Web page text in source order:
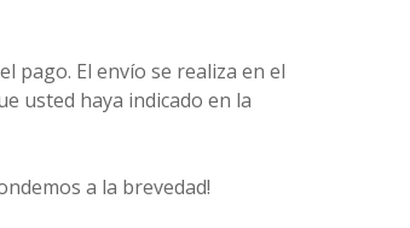
pago. El envío se realiza en el
usted haya indicado en la
a la brevedad!